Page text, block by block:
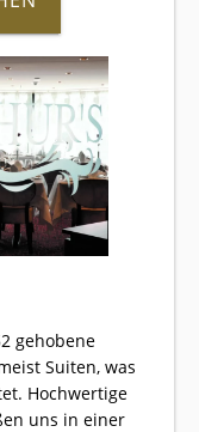
gehobene
Suiten, was
Hochwertige
uns in einer